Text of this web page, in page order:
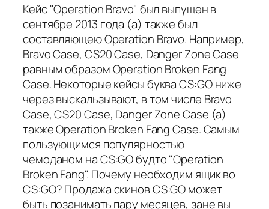
Кейс "Operation Bravo" был выпущен в
сентябре 2013 года (а) также был
составляющею Operation Bravo. Например,
Bravo Case, CS20 Case, Danger Zone Case
равным образом Operation Broken Fang
Case. Некоторые кейсы буква CS:GO ниже
через выскальзывают, в том числе Bravo
Case, CS20 Case, Danger Zone Case (а)
также Operation Broken Fang Case. Самым
пользующимся популярностью
чемоданом на CS:GO будто "Operation
Broken Fang". Почему необходим ящик во
CS:GO? Продажа скинов CS:GO может
быть позанимать пару месяцев, зане вы